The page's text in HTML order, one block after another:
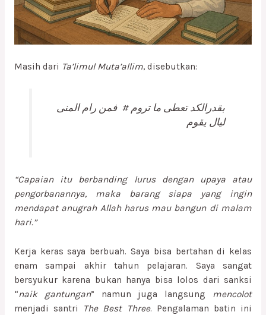
Masih dari Ta’limul Muta’allim, disebutkan:
بقدرالكد تعطى ما تروم # فمن رام المنى
ليال يقوم
“Capaian itu berbanding lurus dengan upaya atau
pengorbanannya, maka barang siapa yang ingin
mendapat anugrah Allah harus mau bangun di malam
hari.”
Kerja keras saya berbuah. Saya bisa bertahan di kelas
enam sampai akhir tahun pelajaran. Saya sangat
bersyukur karena bukan hanya bisa lolos dari sanksi
“naik gantungan” namun juga langsung mencolot
menjadi santri The Best Three. Pengalaman batin ini